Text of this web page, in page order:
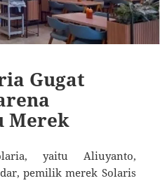
Gugat
Merek
yaitu Aliuyanto,
pemilik merek Solaris